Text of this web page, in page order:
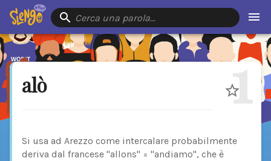
Cerca una parola…
alò 1
Si usa ad Arezzo come intercalare probabilmente
deriva dal francese "allons" = "andiamo", che è